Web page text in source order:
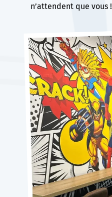
n’attendent que vous !